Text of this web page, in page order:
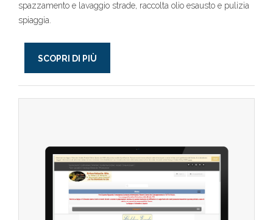
spazzamento e lavaggio strade, raccolta olio esausto e pulizia
spiaggia.
SCOPRI DI PIÙ